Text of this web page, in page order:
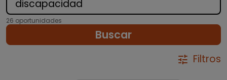
26 oportunidades
Buscar
tune Filtros